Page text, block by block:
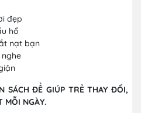
đẹp
hổ
nạt bạn
SÁCH ĐỂ GIÚP TRẺ THAY ĐỔI,
MỖI NGÀY.